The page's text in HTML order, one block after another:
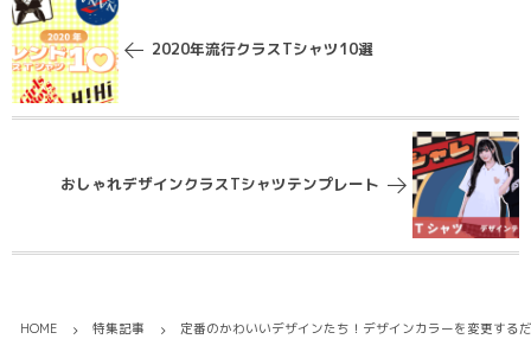
2020年流行クラスTシャツ10選
おしゃれデザインクラスTシャツテンプレート
HOME 特集記事 定番のかわいいデザインたち！デザインカラーを変更す